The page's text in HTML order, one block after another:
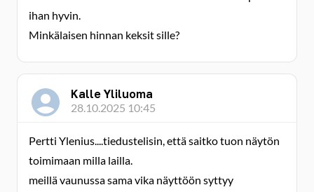
ihan hyvin.
Minkälaisen hinnan keksit sille?
Kalle Yliluoma
28.10.2025 10:45
Pertti Ylenius....tiedustelisin, että saitko tuon näytön
toimimaan milla lailla.
meillä vaunussa sama vika näyttöön syttyy